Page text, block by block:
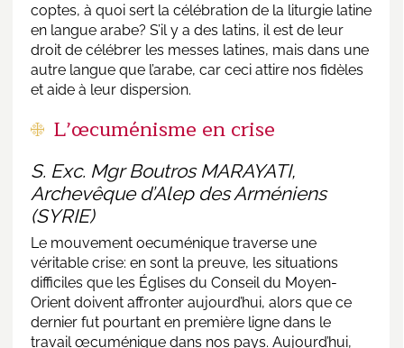
coptes, à quoi sert la célébration de la liturgie latine
en langue arabe? S’il y a des latins, il est de leur
droit de célébrer les messes latines, mais dans une
autre langue que l’arabe, car ceci attire nos fidèles
et aide à leur dispersion.
L’œcuménisme en crise
S. Exc. Mgr Boutros MARAYATI,
Archevêque d’Alep des Arméniens
(SYRIE)
Le mouvement oecuménique traverse une
véritable crise: en sont la preuve, les situations
difficiles que les Églises du Conseil du Moyen-
Orient doivent affronter aujourd’hui, alors que ce
dernier fut pourtant en première ligne dans le
travail œcuménique dans nos pays. Aujourd’hui,